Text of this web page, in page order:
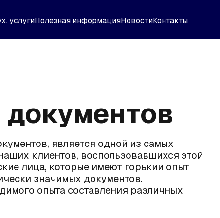
услугиПолезная информацияНовостиКонтакты
является одной из самых
клиентов, воспользовавшихся этой
лица, которые имеют горький опыт
значимых документов.
опыта составления различных